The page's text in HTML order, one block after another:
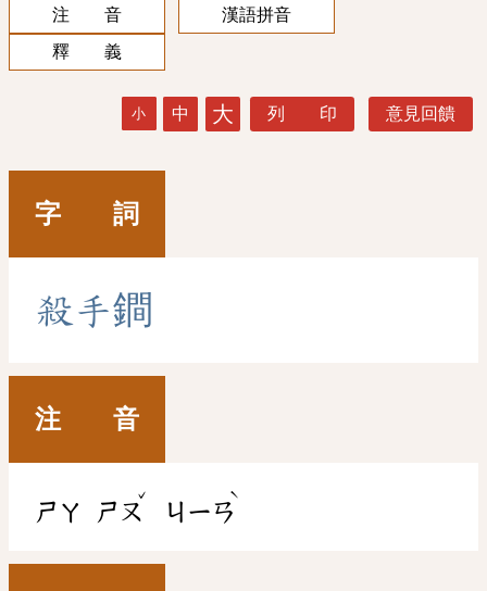
注 音
漢語拼音
釋 義
小 中 大 列 印 意見回饋
字 詞
殺手鐧
注 音
ㄕㄚ ㄕㄡ
ˇ
ㄐㄧㄢ
ˋ